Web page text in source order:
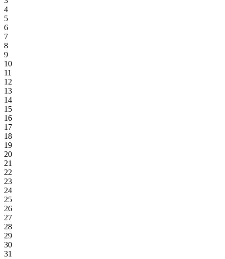
4
5
6
7
8
9
10
11
12
13
14
15
16
17
18
19
20
21
22
23
24
25
26
27
28
29
30
31